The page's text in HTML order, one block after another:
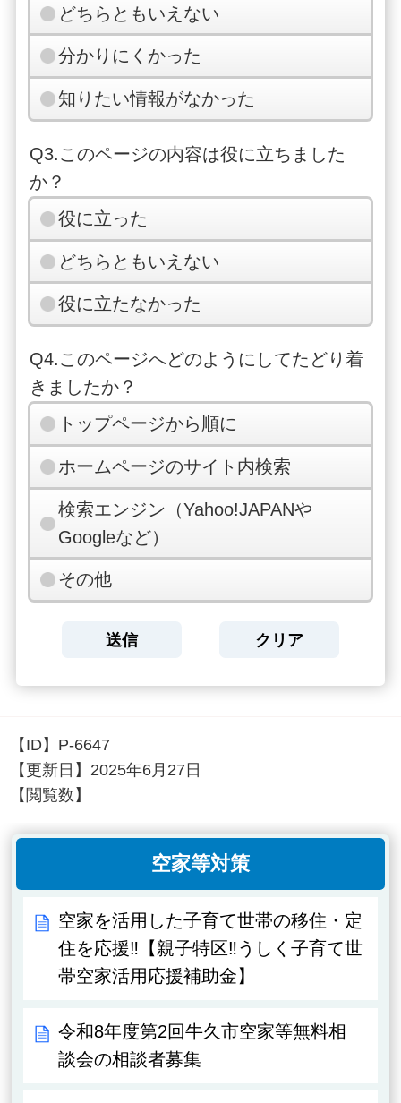
どちらともいえない
分かりにくかった
知りたい情報がなかった
Q3.このページの内容は役に立ちました
か？
役に立った
どちらともいえない
役に立たなかった
Q4.このページへどのようにしてたどり着
きましたか？
トップページから順に
ホームページのサイト内検索
検索エンジン（Yahoo!JAPANや
Googleなど）
その他
【ID】 P-6647
【更新日】 2025年6月27日
【閲覧数】
空家等対策
空家を活用した子育て世帯の移住・定
住を応援‼【親子特区‼うしく子育て世
帯空家活用応援補助金】
令和8年度第2回牛久市空家等無料相
談会の相談者募集